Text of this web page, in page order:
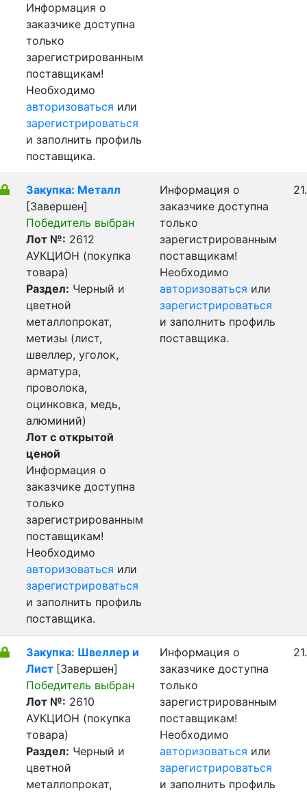
Информация о
заказчике доступна
только
зарегистрированным
поставщикам!
Необходимо
авторизоваться или
зарегистрироваться
и заполнить профиль
поставщика.
Закупка: Металл
[Завершен]
Победитель выбран
Лот №: 2612
АУКЦИОН (покупка
товара)
Раздел: Черный и
цветной
металлопрокат,
метизы (лист,
швеллер, уголок,
арматура,
проволока,
оцинковка, медь,
алюминий)
Лот с открытой
ценой
Информация о
заказчике доступна
только
зарегистрированным
поставщикам!
Необходимо
авторизоваться или
зарегистрироваться
и заполнить профиль
поставщика.
Информация о
заказчике доступна
только
зарегистрированным
поставщикам!
Необходимо
авторизоваться или
зарегистрироваться
и заполнить профиль
поставщика.
Закупка: Швеллер и
Лист [Завершен]
Победитель выбран
Лот №: 2610
АУКЦИОН (покупка
товара)
Раздел: Черный и
цветной
металлопрокат,
Информация о
заказчике доступна
только
зарегистрированным
поставщикам!
Необходимо
авторизоваться или
зарегистрироваться
и заполнить профиль